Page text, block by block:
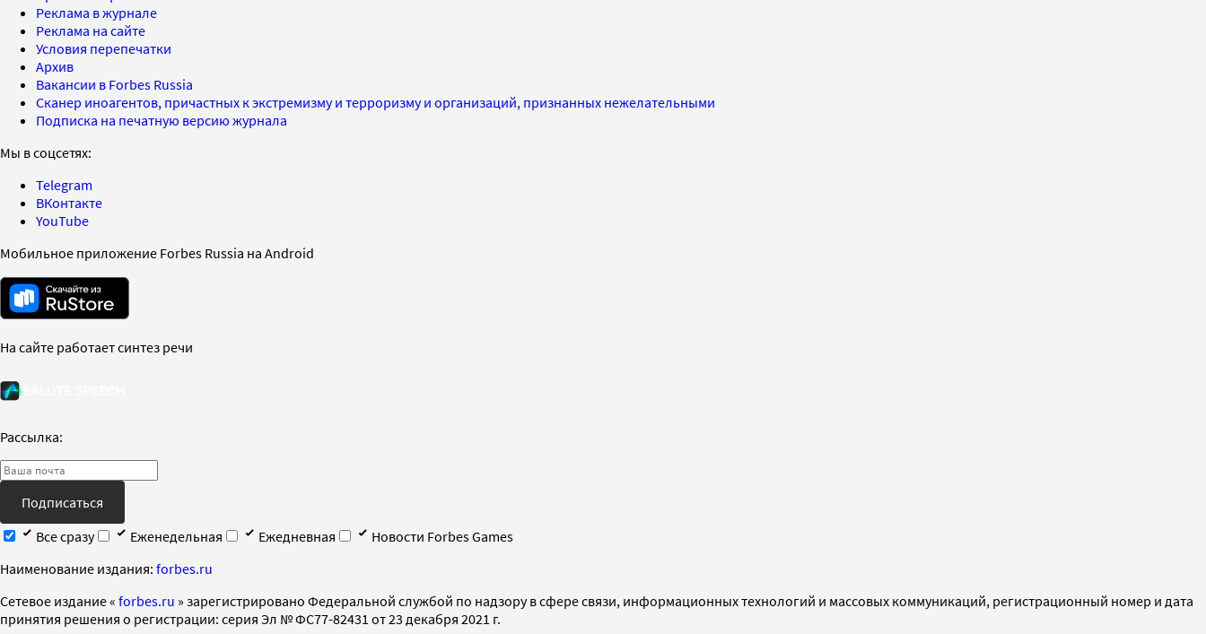
Реклама в журнале
Реклама на сайте
Условия перепечатки
Архив
Вакансии в Forbes Russia
Сканер иноагентов, причастных к экстремизму и терроризму и организаций, признанных нежелательными
Подписка на печатную версию журнала
Мы в соцсетях:
Telegram
ВКонтакте
YouTube
Мобильное приложение Forbes Russia на Android
На сайте работает синтез речи
Рассылка:
Подписаться
Все сразу
Еженедельная Ежедневная
Новости Forbes Games
Наименование издания: forbes.ru
Cетевое издание « forbes.ru » зарегистрировано Федеральной службой по надзору в сфере связи, информационных технологий и массовых коммуникаций, регистрационный номер и дата
принятия решения о регистрации: серия Эл № ФС77-82431 от 23 декабря 2021 г.